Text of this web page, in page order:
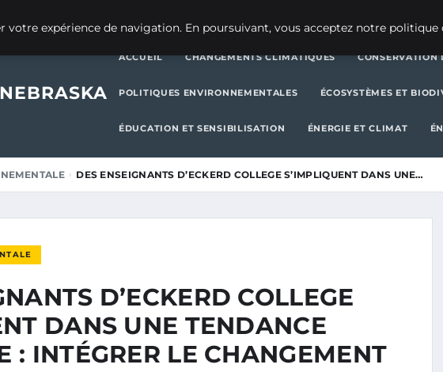
ACCUEIL CHANGEMENTS CLIMATIQUES CONSERVATION
POLITIQUES ENVIRONNEMENTALES ÉCOSYSTÈMES ET
ÉDUCATION ET SENSIBILISATION ÉNERGIE ET CLIMAT
DES ENSEIGNANTS D’ECKERD COLLEGE S’IMPLIQUENT DANS UNE…
D’ECKERD COLLEGE
DANS UNE TENDANCE
: INTÉGRER LE CHANGEMENT
votre expérience de navigation. En poursuivant, vous acceptez notre